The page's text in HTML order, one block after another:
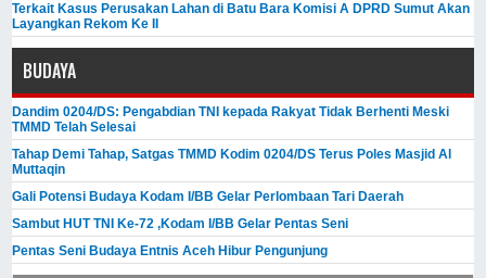
Terkait Kasus Perusakan Lahan di Batu Bara Komisi A DPRD Sumut Akan
Layangkan Rekom Ke II
BUDAYA
Dandim 0204/DS: Pengabdian TNI kepada Rakyat Tidak Berhenti Meski ​
TMMD Telah Selesai
Tahap Demi Tahap, Satgas TMMD Kodim 0204/DS Terus Poles Masjid Al
Muttaqin
Gali Potensi Budaya Kodam I/BB Gelar Perlombaan Tari Daerah
Sambut HUT TNI Ke-72 ,Kodam I/BB Gelar Pentas Seni
Pentas Seni Budaya Entnis Aceh Hibur Pengunjung